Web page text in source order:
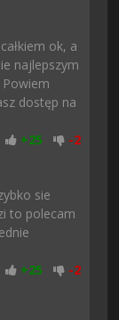
ok, a
najlepszym
dostęp na
+25 -2
sie
to polecam
+25 -2